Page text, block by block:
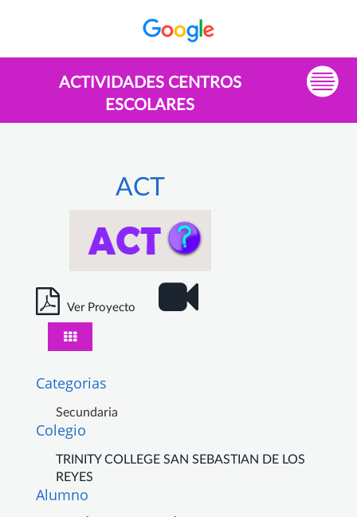
ACTIVIDADES CENTROS
ESCOLARES
ACT
Ver Proyecto
Categorias
Secundaria
Colegio
TRINITY COLLEGE SAN SEBASTIAN DE LOS
REYES
Alumno